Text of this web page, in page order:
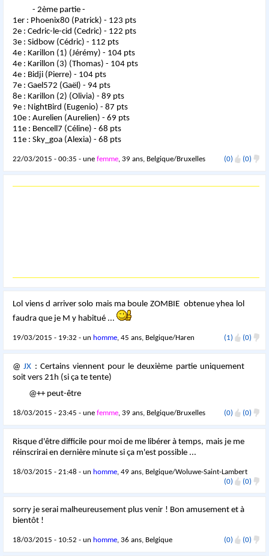
- 2ème partie -
1er : Phoenix80 (Patrick) - 123 pts
2e : Cedric-le-cid (Cedric) - 122 pts
3e : Sidbow (Cédric) - 112 pts
4e : Karillon (1) (Jérémy) - 104 pts
4e : Karillon (3) (Thomas) - 104 pts
4e : Bidji (Pierre) - 104 pts
7e : Gael572 (Gaël) - 94 pts
8e : Karillon (2) (Olivia) - 89 pts
9e : NightBird (Eugenio) - 87 pts
10e : Aurelien (Aurelien) - 69 pts
11e : Bencell7 (Céline) - 68 pts
11e : Sky_goa (Alexia) - 68 pts
22/03/2015 - 00:35 - unefemme, 39 ans, Belgique/Bruxelles (0) (0)
Lol viens d arriver solo mais ma boule ZOMBIE obtenue yhea lol
faudra que je M y habitué ...
19/03/2015 - 19:32 - un homme, 45 ans, Belgique/Haren (1) (0)
@JX : Certains viennent pour le deuxième partie uniquement
soit vers 21h (si ça te tente)
@++ peut-être
18/03/2015 - 23:45 - unefemme, 39 ans, Belgique/Bruxelles (0) (0)
Risque d'être difficile pour moi de me libérer à temps, mais je me
réinscrirai en dernière minute si ça m'est possible ...
18/03/2015 - 21:48 - un homme, 49 ans, Belgique/Woluwe-Saint-Lambert
(0)
(0)
sorry je serai malheureusement plus venir ! Bon amusement et à
bientôt !
18/03/2015 - 10:52 - un homme, 36 ans, Belgique (0) (0)